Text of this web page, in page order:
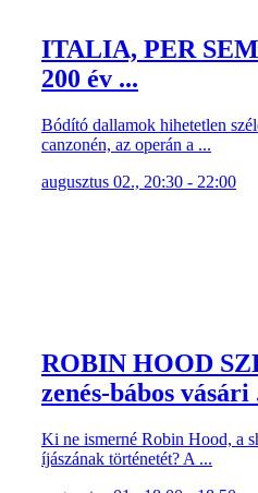
ITALIA, PER
200 év ...
Bódító dallamok hihetetlen
canzonén, az operán a ...
augusztus 02., 20:30 - 22:00
ROBIN HOOD
zenés-bábos vásári
Ki ne ismerné Robin Hood, a
íjászának történetét? A ...